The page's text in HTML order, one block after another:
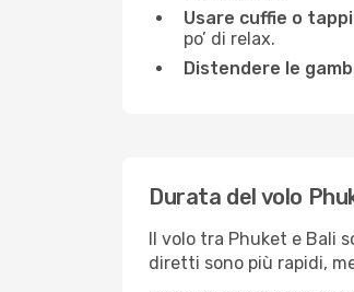
Usare cuffie o
po’ di relax.
Distendere le
Durata del volo
Il volo tra Phuket e Bali
diretti sono più rapidi,